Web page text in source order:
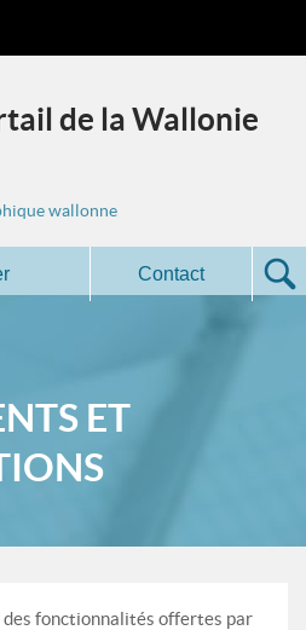
de la Wallonie
wallonne
Contact
ET
fonctionnalités offertes par